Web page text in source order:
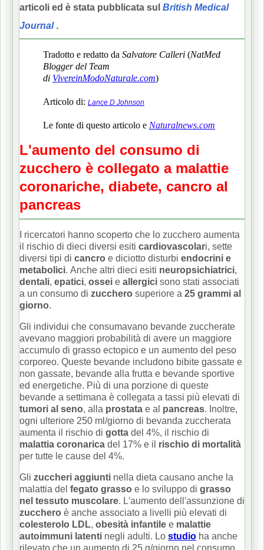
articoli ed è stata pubblicata sul British Medical
Journal.
Tradotto e redatto da Salvatore Calleri (NatMed
Blogger del Team
di VivereinModoNaturale.com)
Articolo di: Lance D Johnson
Le fonte di questo articolo e Naturalnews.com
L'aumento del consumo di
zucchero è collegato a malattie
coronariche, diabete, cancro al
pancreas
I ricercatori hanno scoperto che lo zucchero aumenta
il rischio di dieci diversi esiti cardiovascolari, sette
diversi tipi di cancro e diciotto disturbi endocrini e
metabolici. Anche altri dieci esiti neuropsichiatrici,
dentali, epatici, ossei e allergici sono stati associati
a un consumo di zucchero superiore a 25 grammi al
giorno.
Gli individui che consumavano bevande zuccherate
avevano maggiori probabilità di avere un maggiore
accumulo di grasso ectopico e un aumento del peso
corporeo. Queste bevande includono bibite gassate e
non gassate, bevande alla frutta e bevande sportive
ed energetiche. Più di una porzione di queste
bevande a settimana è collegata a tassi più elevati di
tumori al seno, alla prostata e al pancreas. Inoltre,
ogni ulteriore 250 ml/giorno di bevanda zuccherata
aumenta il rischio di gotta del 4%, il rischio di
malattia coronarica del 17% e il rischio di mortalità
per tutte le cause del 4%.
Gli zuccheri aggiunti nella dieta causano anche la
malattia del fegato grasso e lo sviluppo di grasso
nel tessuto muscolare. L'aumento dell'assunzione di
zucchero è anche associato a livelli più elevati di
colesterolo LDL, obesità infantile e malattie
autoimmuni latenti negli adulti. Lo studio ha anche
rilevato che un aumento di 25 g/giorno nel consumo